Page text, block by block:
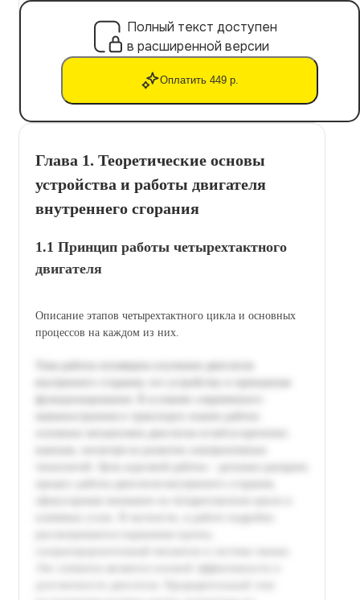
Полный текст доступен
в расширенной версии
Оплатить 449 р.
Глава 1. Теоретические основы
устройства и работы двигателя
внутреннего сгорания
1.1 Принцип работы четырехтактного
двигателя
Описание этапов четырехтактного цикла и основных
процессов на каждом из них.